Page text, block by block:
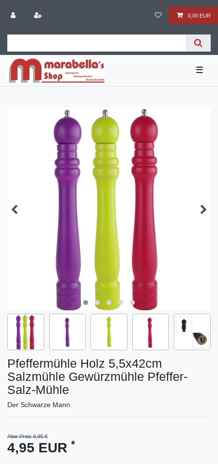
0,00 EUR
☰
Pfeffermühle Holz 5,5x42cm
Salzmühle Gewürzmühle Pfeffer-
Salz-Mühle
Der Schwarze Mann
Alter Preis 9,95 €
4,95 EUR *